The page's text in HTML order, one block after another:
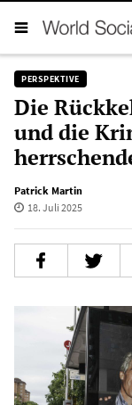
PERSPEKTIVE
Die
und die
Patrick Martin
18. Juli 2025